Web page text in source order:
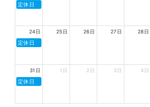
定休日
24日
定休日
25日 26日 27日 28日
31日
定休日
1日 2日 3日 4日